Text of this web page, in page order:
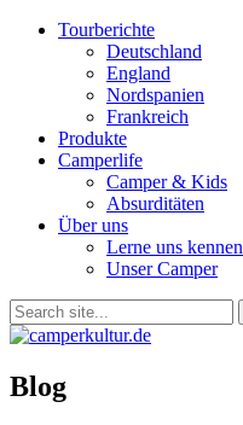
Tourberichte
Deutschland
England
Nordspanien
Frankreich
Produkte
Camperlife
Camper & Kids
Absurditäten
Über uns
Lerne uns kennen
Unser Camper
Blog